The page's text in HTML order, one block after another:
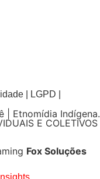
| LGPD |
| Etnomídia Indígena.
E COLETIVOS
Fox Soluções